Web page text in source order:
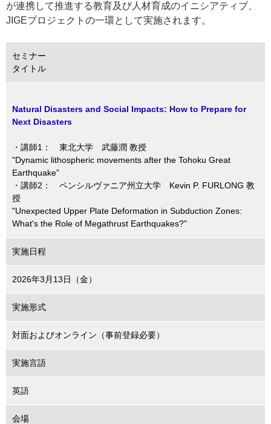
が連携して推進する教育及び人材育成のイニシアティブ、
JIGEプロジェクトの一環として実施されます。
セミナー
タイトル
Natural Disasters and Social Impacts: How to Prepare for
Next Disasters
・講師1： 東北大学 武藤潤 教授
"Dynamic lithospheric movements after the Tohoku Great
Earthquake"
・講師2： ペンシルヴァニア州立大学 Kevin P. FURLONG 教
授
"Unexpected Upper Plate Deformation in Subduction Zones:
What's the Role of Megathrust Earthquakes?"
実施日程
2026年3月13日（金）
実施形式
対面およびオンライン（事前登録必要）
実施言語
英語
会場